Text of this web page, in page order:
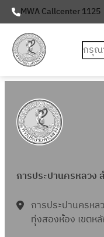
MWA Callcenter 1125
ค้นหา
การประปานครหลวง
การประปานครหล
ทุ่งสองห้อง เขตห